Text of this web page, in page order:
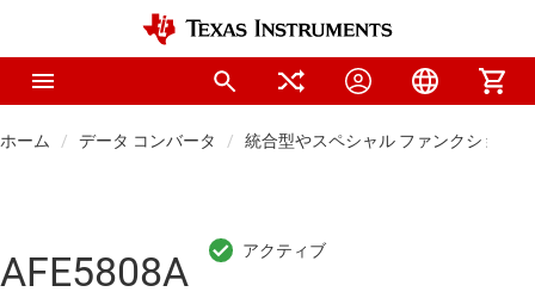
ホーム データ コンバータ 統合型やスペシャル ファンクション
AFE5808A